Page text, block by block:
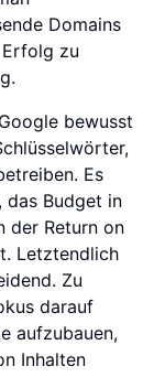
Domains
zu
bewusst
Es
das Budget in
der Return on
Letztendlich
Zu
darauf
aufzubauen,
Inhalten